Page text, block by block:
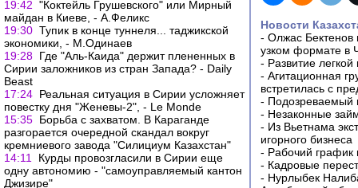
19:42 "Коктейль Грушевского" или Мирный
майдан в Киеве, - А.Феликс
19:30 Тупик в конце туннеля... таджикской
экономики, - М.Одинаев
19:28 Где "Аль-Каида" держит плененных в
Сирии заложников из стран Запада? - Daily
Beast
17:24 Реальная ситуация в Сирии усложняет
повестку дня "Женевы-2", - Le Monde
15:35 Борьба с захватом. В Караганде
разгорается очередной скандал вокруг
кремниевого завода "Силициум Казахстан"
14:11
Курды провозгласили в Сирии еще
одну автономию - "самоуправляемый кантон
Джизире"
Новости
- Олжас Бектенов
узком формате в
- Развитие
- Агитационная
встретилась с
- Подозреваемый
- Незаконные
- Из Вьетнама
игорного бизнеса
- Рабочий график
- Кадровые
- Нурлыбек